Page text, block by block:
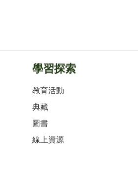
學習探索
教育活動
典藏
圖書
線上資源